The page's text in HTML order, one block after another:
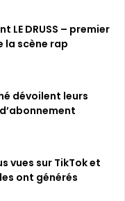
LE DRUSS – premier
la scène rap
dévoilent leurs
vues sur TikTok et
ont générés